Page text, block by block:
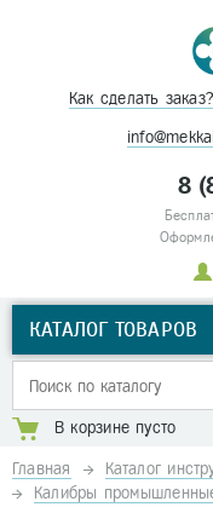
Как сделать заказ?
8
КАТАЛОГ ТОВАРОВ
В корзине пусто
Главная Каталог
Калибры